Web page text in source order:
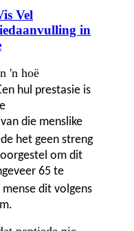
Vel
in
'n hoë
en hul prestasie is
die menslike
het geen streng
om dit
65 te
dit volgens